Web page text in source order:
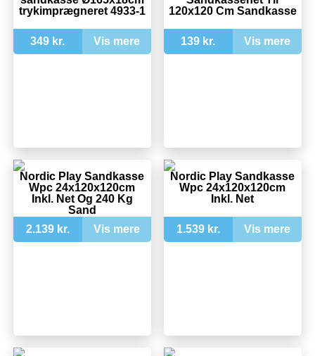
trykimprægneret 4933-1
349 kr. Vis mere
120x120 Cm Sandkasse
139 kr. Vis mere
Nordic Play Sandkasse
Wpc 24x120x120cm
Inkl. Net Og 240 Kg
Sand
2.139 kr.
Vis mere
Nordic Play Sandkasse
Wpc 24x120x120cm
Inkl. Net
1.539 kr. Vis mere